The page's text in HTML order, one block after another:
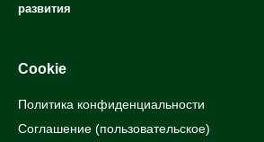
развития
Cookie
Политика конфиденциальности
Соглашение (пользовательское)